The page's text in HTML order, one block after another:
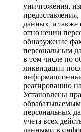
уничтожения,
данных, а также
отношении
обнаружение
персональным
в том числе по
ликвидации
реагированию
Установлены
персональных
учета всех
данными в